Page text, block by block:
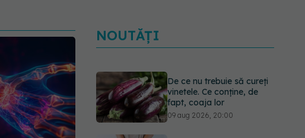
NOUTĂȚI
De ce nu trebuie să cureți
vinetele. Ce conține, de
fapt, coaja lor
09 aug 2026, 20:00